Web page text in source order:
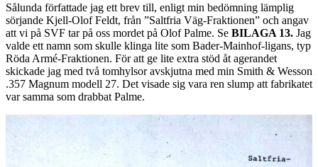
Sålunda författade jag ett brev till, enligt min bedömning lämplig
sörjande Kjell-Olof Feldt, från ”Saltfria Väg-Fraktionen” och angav
att vi på SVF tar på oss mordet på Olof Palme. Se BILAGA 13. Jag
valde ett namn som skulle klinga lite som Bader-Mainhof-ligans, typ
Röda Armé-Fraktionen. För att ge lite extra stöd åt agerandet
skickade jag med två tomhylsor avskjutna med min Smith & Wesson
.357 Magnum modell 27. Det visade sig vara ren slump att fabrikatet
var samma som drabbat Palme.